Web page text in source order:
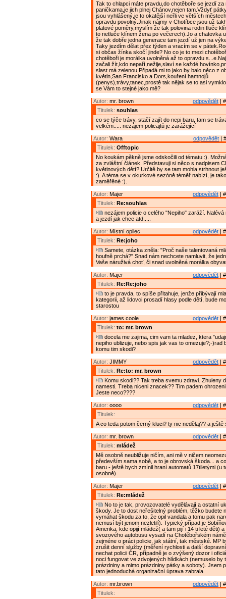
Tak to chlapci máte pravdu,do chotěboře se jezdí za
paničkama,je jich plnej Chánov,nejen tam.Vždyť
jsou vyhlášený,je to okatější neřli ve větších
opravdu povolný.Jinak nájmy v Chotíbce jsou už
platové poměry,myslím že tak polovina rodin tluče
to netluče klínem žena po večerech).Jo a chatovka
že tak dobře jedna generace tam jezdí už jen na
Taky jezdím dělat přez týden a vracím se v
si občas žínka skočí jinde? No co je to mezi
chotěboři je morálka uvolněná až to opravdu
začali žít,kdo nepaří,nežije,slaví se každé
slast má zelenou.Připadá mi to jako by balo něco z
květin,San Francisko a Dors,kouření hamnojů
(penys),trávy,tanec,prostě tak nějak se to asi
se Vám to stejné jako mě?
odpovědět |
Autor: mr. brown
Titulek: souhlas
co se týče trávy, stačí zajít do nepi baru, tam se
velkém..... nezájem policajtů je zarážející
odpovědět |
Autor: Wara
Titulek: Offtopic
No koukám pěkně jsme odskočili od tématu :).
za zvláštní článek. Představuji si něco s nadpisem
květinových dětí? Určitě by se tam mohla strhnout
:). A téma se v okurkové sezóně téměř nabízí, je
zaměřěné :).
odpovědět |
Autor: Majer
Titulek: Re:souhlas
nezájem policie o celého "Nepiho" zaráží. Nalévá
a jezdí jak chce atd.....
odpovědět |
Autor: Místní opilec
Titulek: Re:joho
Samete, otázka zněla: "Proč naše talentovaná
houfně prchá?" Snad nám nechcete namluvit, že
Vaše náruživá choť, či snad uvolněná morálka
odpovědět |
Autor: Majer
Titulek: Re:Re:joho
to je pravda, to spíše přitahuje, jenže přibývají
kategorii, až lidovci prosadí hlasy podle dětí, bude
starostou
odpovědět |
Autor: james coole
Titulek: to: mr. brown
docela me zajima, cim vam ta mladez, ktera
nepiho ublizuje, nebo spis jak vas to omezuje?;-)rad
komu tim skodi?
odpovědět |
Autor: JIMMY
Titulek: Re:to: mr. brown
Komu skodi?? Tak treba svemu zdravi. Zhuleny
namesti. Treba niceni znacek?? Tim padem
Jeste neco????
odpovědět |
Autor: oooo
Titulek:
A co teda potom černý kluci? ty nic nedělaj?? a ještě
odpovědět |
Autor: mr. brown
Titulek: mládež
Mě osobně neubližuje ničím, ani mě v ničem
především sama sobě, a to je obrovská škoda... a
baru - ještě bych zmínil hraní automatů 17tiletými (u
osobně)
odpovědět |
Autor: Majer
Titulek: Re:mládež
No to je tak, provozovatelé vydělávají a ostatní
škody. Je to dost neřešitelný problém, těžko budete
vymáhat škodu za to, že opil vandala a tomu pak
nemusí být jenom nezletilí). Typický případ je
Amerika, kde opijí mládež( a tam pijí i 14 ti leté děti)
svozového autobusu vysadí na Chotěbořském
zejméne o práci policie, jak státní, tak městské. MP
zrušit denní služby (měření rychlosti a další
nechat policii ČR, případně je o zvýšený dozor i
noci fungovat ve zdvojených hlídkách (nemuselo by
prázdniny a mimo prázdniny pátky a soboty). Jsem
tato jednoduchá organizační úprava zabrala.
odpovědět |
Autor: mr.brown
Titulek: